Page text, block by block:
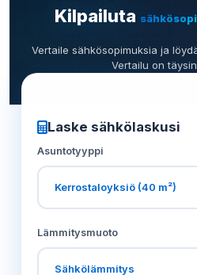
Kilpailuta
Vertaile sähkösopimuksia ja
Vertailu on
Laske sähkölaskusi
Asuntotyyppi
Kerrostaloyksiö (40 m²)
Lämmitysmuoto
Sähkölämmitys